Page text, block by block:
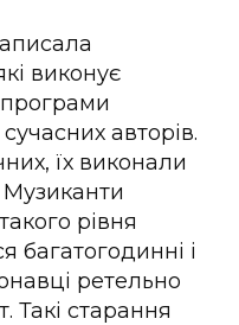
виконує
авторів.
їх виконали
рівня
багатогодинні і
ретельно
Такі старання